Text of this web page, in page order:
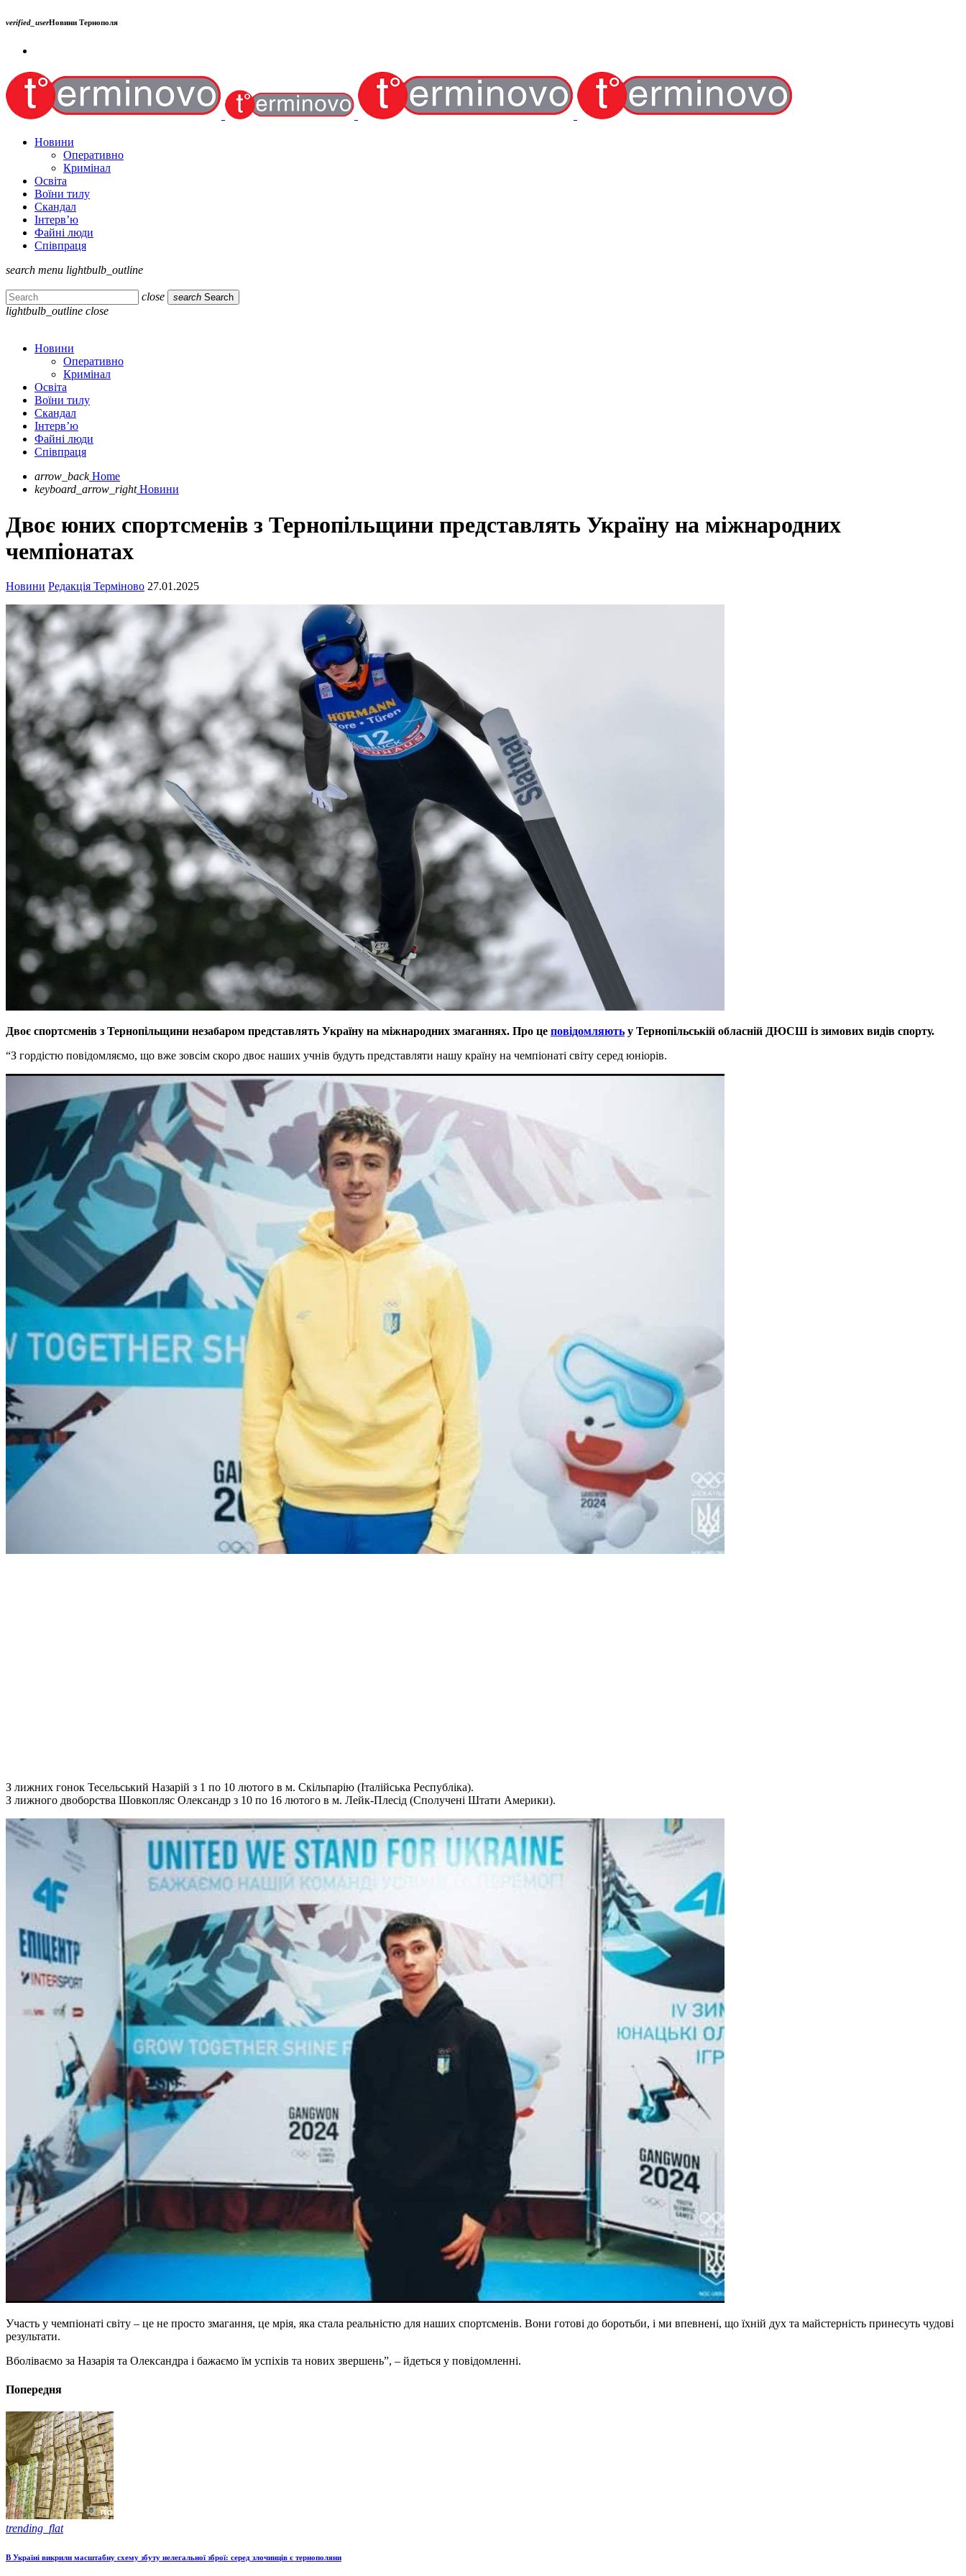
verified_userНовини Тернополя
Новини
Оперативно
Кримінал
Освіта
Воїни тилу
Скандал
Інтерв’ю
Файні люди
Співпраця
search menu lightbulb_outline
close search Search
lightbulb_outline close
Новини
Оперативно
Кримінал
Освіта
Воїни тилу
Скандал
Інтерв’ю
Файні люди
Співпраця
arrow_back Home
keyboard_arrow_right Новини
Двоє юних спортсменів з Тернопільщини представлять Україну на міжнародних
чемпіонатах
Новини Редакція Терміново 27.01.2025
Двоє спортсменів з Тернопільщини незабаром представлять Україну на міжнародних змаганнях. Про це повідомляють у Тернопільській обласній ДЮСШ із зимових видів спорту.
“З гордістю повідомляємо, що вже зовсім скоро двоє наших учнів будуть представляти нашу країну на чемпіонаті світу серед юніорів.
З лижних гонок Тесельський Назарій з 1 по 10 лютого в м. Скільпарію (Італійська Республіка).
З лижного двоборства Шовкопляс Олександр з 10 по 16 лютого в м. Лейк-Плесід (Сполучені Штати Америки).
Участь у чемпіонаті світу – це не просто змагання, це мрія, яка стала реальністю для наших спортсменів. Вони готові до боротьби, і ми впевнені, що їхній дух та майстерність принесуть чудові
результати.
Вболіваємо за Назарія та Олександра і бажаємо їм успіхів та нових звершень”, – йдеться у повідомленні.
Попередня
trending_flat
В Україні викрили масштабну схему збуту нелегальної зброї: серед злочинців є тернополяни